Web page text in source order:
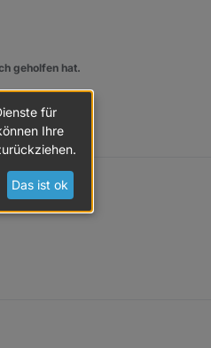
geholfen hat.
für
Ihre
Das ist ok